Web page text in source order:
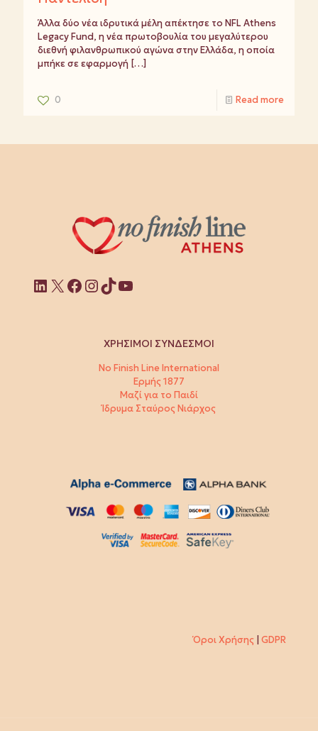
Άλλα δύο νέα ιδρυτικά μέλη απέκτησε το NFL Athens
Legacy Fund, η νέα πρωτοβουλία του μεγαλύτερου
διεθνή φιλανθρωπικού αγώνα στην Ελλάδα, η οποία
μπήκε σε εφαρμογή […]
0 Read more
Linkedin
X Facebook
Instagram
TikTok
YouTube
ΧΡΗΣΙΜΟΙ ΣΥΝΔΕΣΜΟΙ
No Finish Line International
Ερμής 1877
Μαζί για το Παιδί
Ίδρυμα Σταύρος Νιάρχος
Όροι Χρήσης GDPR